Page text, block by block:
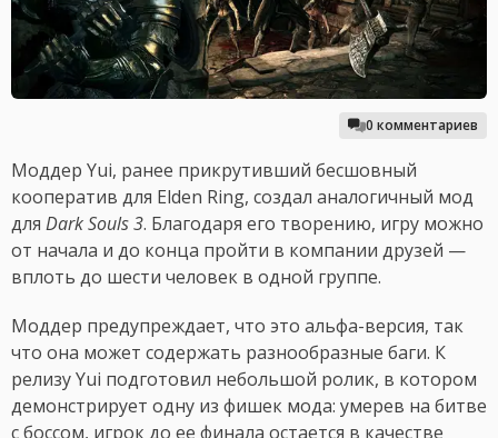
0 комментариев
Моддер Yui, ранее прикрутивший бесшовный
кооператив для Elden Ring, создал аналогичный мод
для Dark Souls 3. Благодаря его творению, игру можно
от начала и до конца пройти в компании друзей —
вплоть до шести человек в одной группе.
Моддер предупреждает, что это альфа-версия, так
что она может содержать разнообразные баги. К
релизу Yui подготовил небольшой ролик, в котором
демонстрирует одну из фишек мода: умерев на битве
с боссом, игрок до ее финала остается в качестве